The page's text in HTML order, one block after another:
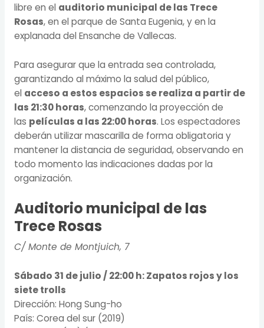
libre en el auditorio municipal de las Trece
Rosas, en el parque de Santa Eugenia, y en la
explanada del Ensanche de Vallecas.
Para asegurar que la entrada sea controlada,
garantizando al máximo la salud del público,
el acceso a estos espacios se realiza a partir de
las 21:30 horas, comenzando la proyección de
las películas a las 22:00 horas. Los espectadores
deberán utilizar mascarilla de forma obligatoria y
mantener la distancia de seguridad, observando en
todo momento las indicaciones dadas por la
organización.
Auditorio municipal de las
Trece Rosas
C/ Monte de Montjuich, 7
Sábado 31 de julio / 22:00 h:Zapatos rojos y los
siete trolls
Dirección: Hong Sung-ho
País: Corea del sur (2019)